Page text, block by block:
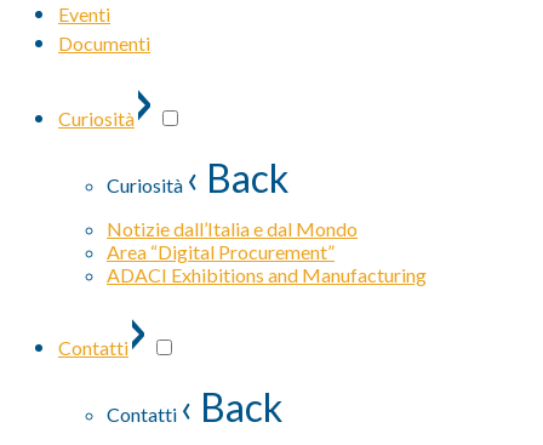
Eventi
Documenti
Curiosità›
Curiosità ‹ Back
Notizie dall’Italia e dal Mondo
Area “Digital Procurement”
ADACI Exhibitions and Manufacturing
Contatti›
Contatti ‹ Back